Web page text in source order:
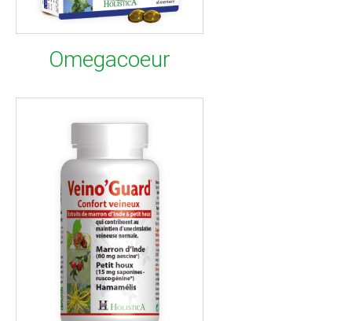
Omegacoeur